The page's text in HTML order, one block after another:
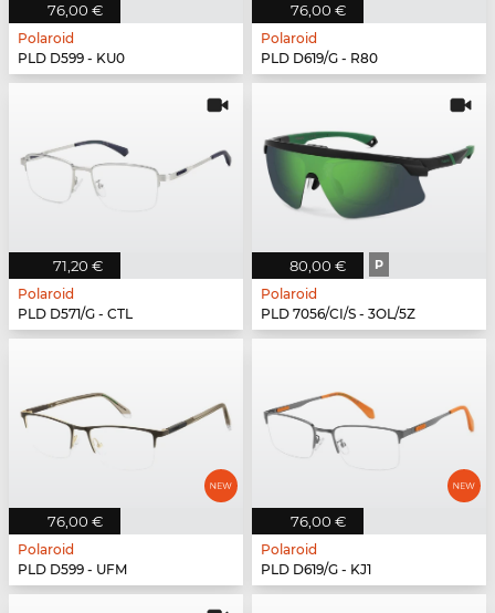
76,00 €
Polaroid
PLD D599 - KU0
76,00 €
Polaroid
PLD D619/G - R80
71,20 €
Polaroid
PLD D571/G - CTL
80,00 € P
Polaroid
PLD 7056/CI/S - 3OL/5Z
76,00 €
Polaroid
PLD D599 - UFM
76,00 €
Polaroid
PLD D619/G - KJ1